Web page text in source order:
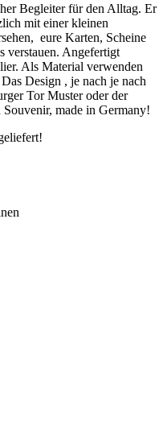
Begleiter für den Alltag. Er
mit einer kleinen
eure Karten, Scheine
verstauen. Angefertigt
Als Material verwenden
Design , je nach je nach
Tor Muster oder der
made in Germany!